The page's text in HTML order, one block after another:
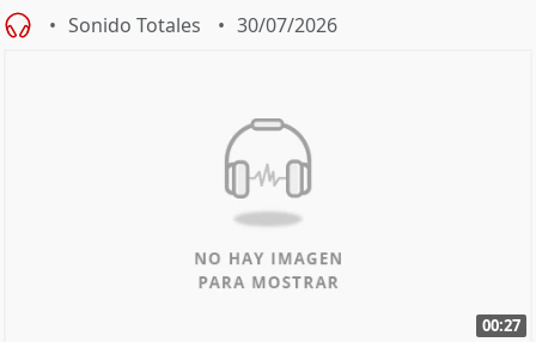
Sonido Totales 30/07/2026
00:27